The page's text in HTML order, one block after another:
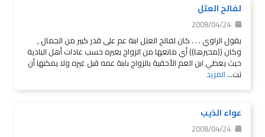
لفالح العتل
2008/04/24
يقول الراوي . . . كان لفالح العتل ابنة عم على قدر كبير من الجمال ,
وكان ((محيرها)) أي مانعها من الزواج بغيره حسب عادات أهل البادية
حيث يعطي ابن العم الأحقية بالزواج بابنة عمه قبل غيره ولا يمكنها أن
تت...المزيد
عواء الذيب
2008/04/24